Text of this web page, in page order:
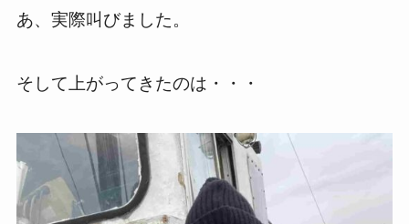
あ、実際叫びました。
そして上がってきたのは・・・